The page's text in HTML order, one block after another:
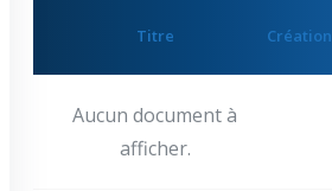
Titre Création
Aucun document à
afficher.